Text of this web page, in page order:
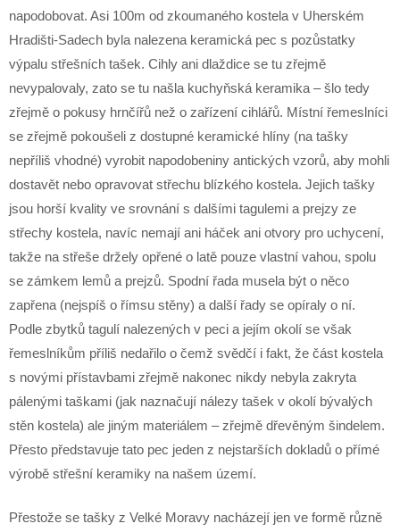
napodobovat. Asi 100m od zkoumaného kostela v Uherském
Hradišti-Sadech byla nalezena keramická pec s pozůstatky
výpalu střešních tašek. Cihly ani dlaždice se tu zřejmě
nevypalovaly, zato se tu našla kuchyňská keramika – šlo tedy
zřejmě o pokusy hrnčířů než o zařízení cihlářů. Místní řemeslníci
se zřejmě pokoušeli z dostupné keramické hlíny (na tašky
nepříliš vhodné) vyrobit napodobeniny antických vzorů, aby mohli
dostavět nebo opravovat střechu blízkého kostela. Jejich tašky
jsou horší kvality ve srovnání s dalšími tagulemi a prejzy ze
střechy kostela, navíc nemají ani háček ani otvory pro uchycení,
takže na střeše držely opřené o latě pouze vlastní vahou, spolu
se zámkem lemů a prejzů. Spodní řada musela být o něco
zapřena (nejspíš o římsu stěny) a další řady se opíraly o ní.
Podle zbytků tagulí nalezených v peci a jejím okolí se však
řemeslníkům příliš nedařilo o čemž svědčí i fakt, že část kostela
s novými přístavbami zřejmě nakonec nikdy nebyla zakryta
pálenými taškami (jak naznačují nálezy tašek v okolí bývalých
stěn kostela) ale jiným materiálem – zřejmě dřevěným šindelem.
Přesto představuje tato pec jeden z nejstarších dokladů o přímé
výrobě střešní keramiky na našem území.
Přestože se tašky z Velké Moravy nacházejí jen ve formě různě